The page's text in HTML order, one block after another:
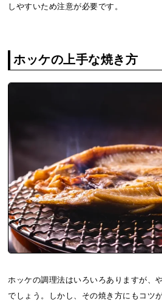
しやすいため注意が必要です。
ホッケの上手な焼き方
ホッケの調理法はいろいろありますが、
でしょう。しかし、その焼き方にもコツ